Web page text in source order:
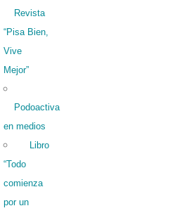
Revista
“Pisa Bien,
Vive
Mejor”
Podoactiva
en medios
Libro
“Todo
comienza
por un